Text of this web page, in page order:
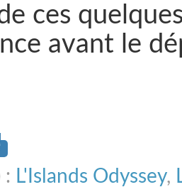
ces
avant le
: L'Islands Odyssey,